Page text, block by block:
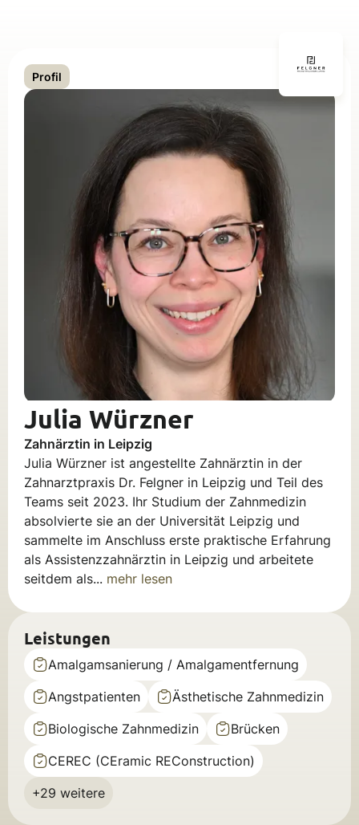
Profil
Julia Würzner
Zahnärztin in Leipzig
Julia Würzner ist angestellte Zahnärztin in der
Zahnarztpraxis Dr. Felgner in Leipzig und Teil des
Teams seit 2023. Ihr Studium der Zahnmedizin
absolvierte sie an der Universität Leipzig und
sammelte im Anschluss erste praktische Erfahrung
als Assistenzzahnärztin in Leipzig und arbeitete
seitdem als... mehr lesen
Leistungen
Amalgamsanierung / Amalgamentfernung
Angstpatienten
Ästhetische Zahnmedizin
Biologische Zahnmedizin
Brücken
CEREC (CEramic REConstruction)
+29 weitere